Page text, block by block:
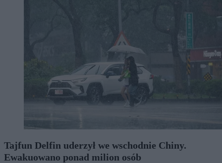
Tajfun Delfin uderzył we wschodnie Chiny.
Ewakuowano ponad milion osób